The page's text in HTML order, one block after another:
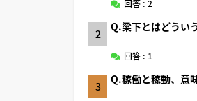
回答 : 2
2
Q.梁下とはどうい
回答 : 1
3
Q.稼働と稼動、意